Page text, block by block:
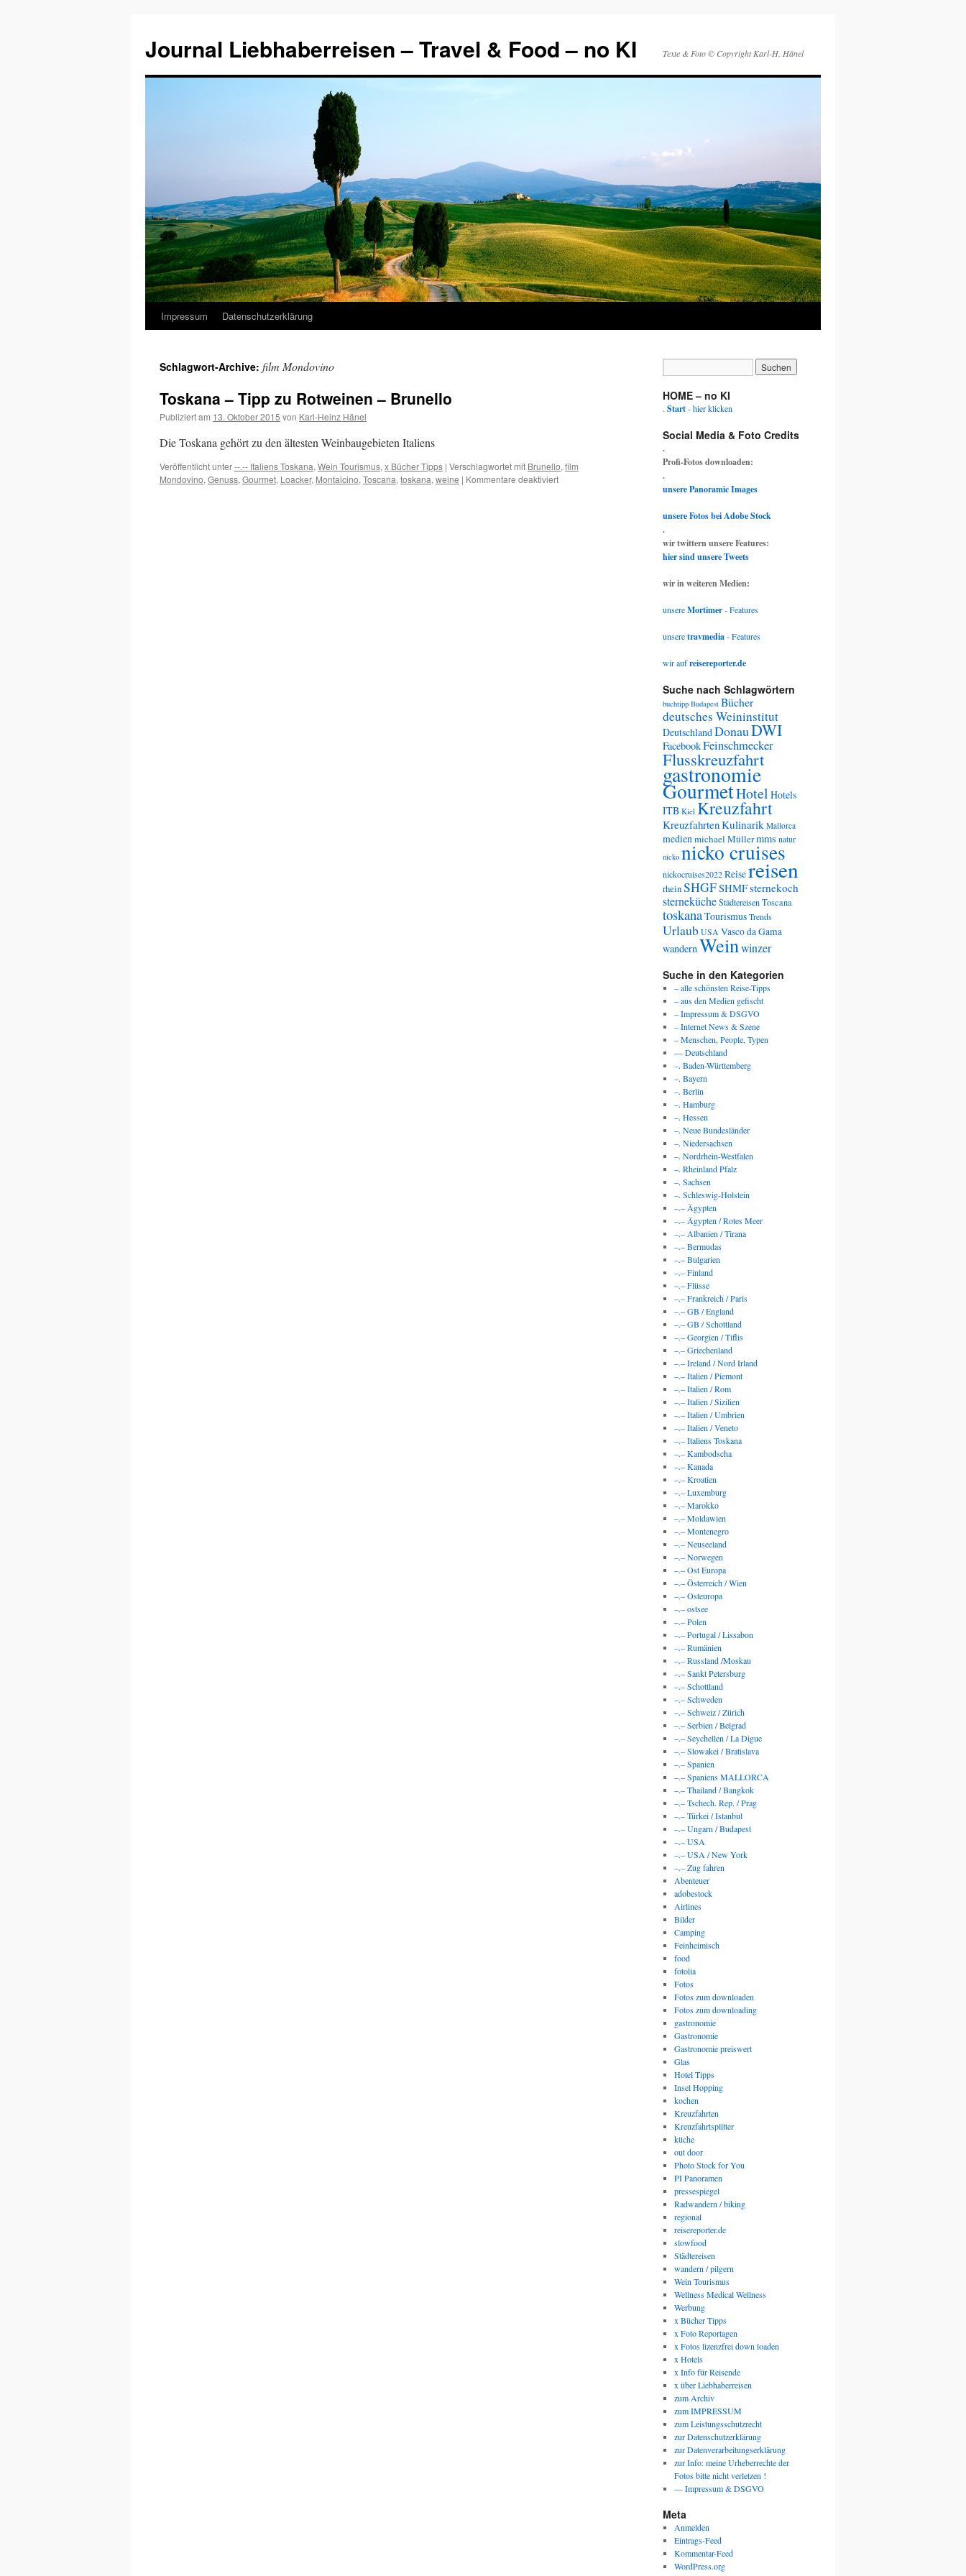
Journal Liebhaberreisen – Travel & Food – no KI Texte & Foto © Copyright Karl-H. Hänel
Zum
springen
Impressum Datenschutzerklärung
Schlagwort-Archive: film Mondovino
Toskana – Tipp zu Rotweinen – Brunello
Publiziert am 13. Oktober 2015 von Karl-Heinz Hänel
Die Toskana gehört zu den ältesten Weinbaugebieten Italiens
Veröffentlicht unter--.-- Italiens Toskana, Wein Tourismus, x Bücher Tipps | Verschlagwortet mit Brunello, film
Mondovino, Genuss, Gourmet, Loacker, Montalcino, Toscana, toskana, weine | Kommentare deaktiviertfür
HOME – no KI
. Start- hier klicken
Social Media & Foto Credits
.
Profi-Fotos downloaden:
.
unsere Panoramic Images
unsere Fotos bei Adobe Stock
.
wir twittern unsere Features:
hier sind unsere Tweets
wir in weiteren Medien:
unsereMortimer- Features
unseretravmedia- Features
wir aufreisereporter.de
Suche nach Schlagwörtern
buchtipp Budapest Bücher
deutsches Weininstitut
DeutschlandDonauDWI
FacebookFeinschmecker
Flusskreuzfahrt
gastronomie
GourmetHotel Hotels
ITB Kiel Kreuzfahrt
KreuzfahrtenKulinarik Mallorca
medienmichael Müllermms natur
nicko nicko cruises
nickocruises2022Reisereisen
rheinSHGFSHMFsternekoch
sternekücheStädtereisenToscana
toskanaTourismus Trends
Urlaub USA Vasco da Gama
wandernWeinwinzer
Suche in den Kategorien
– alle schönsten Reise-Tipps
– aus den Medien gefischt
– Impressum & DSGVO
– Internet News & Szene
– Menschen, People, Typen
— Deutschland
–. Baden-Württemberg
–. Bayern
–. Berlin
–. Hamburg
–. Hessen
–. Neue Bundesländer
–. Niedersachsen
–. Nordrhein-Westfalen
–. Rheinland Pfalz
–. Sachsen
–. Schleswig-Holstein
–.– Ägypten
–.– Ägypten / Rotes Meer
–.– Albanien / Tirana
–.– Bermudas
–.– Bulgarien
–.– Finland
–.– Flüsse
–.– Frankreich / Paris
–.– GB / England
–.– GB / Schottland
–.– Georgien / Tiflis
–.– Griechenland
–.– Ireland / Nord Irland
–.– Italien / Piemont
–.– Italien / Rom
–.– Italien / Sizilien
–.– Italien / Umbrien
–.– Italien / Veneto
–.– Italiens Toskana
–.– Kambodscha
–.– Kanada
–.– Kroatien
–.– Luxemburg
–.– Marokko
–.– Moldawien
–.– Montenegro
–.– Neuseeland
–.– Norwegen
–.– Ost Europa
–.– Österreich / Wien
–.– Osteuropa
–.– ostsee
–.– Polen
–.– Portugal / Lissabon
–.– Rumänien
–.– Russland /Moskau
–.– Sankt Petersburg
–.– Schottland
–.– Schweden
–.– Schweiz / Zürich
–.– Serbien / Belgrad
–.– Seychellen / La Digue
–.– Slowakei / Bratislava
–.– Spanien
–.– Spaniens MALLORCA
–.– Thailand / Bangkok
–.– Tschech. Rep. / Prag
–.– Türkei / Istanbul
–.– Ungarn / Budapest
–.– USA
–.– USA / New York
–.– Zug fahren
Abenteuer
adobestock
Airlines
Bilder
Camping
Feinheimisch
food
fotolia
Fotos
Fotos zum downloaden
Fotos zum downloading
gastronomie
Gastronomie
Gastronomie preiswert
Glas
Hotel Tipps
Insel Hopping
kochen
Kreuzfahrten
Kreuzfahrtsplitter
küche
out door
Photo Stock for You
PI Panoramen
pressespiegel
Radwandern / biking
regional
reisereporter.de
slowfood
Städtereisen
wandern / pilgern
Wein Tourismus
Wellness Medical Wellness
Werbung
x Bücher Tipps
x Foto Reportagen
x Fotos lizenzfrei down loaden
x Hotels
x Info für Reisende
x über Liebhaberreisen
zum Archiv
zum IMPRESSUM
zum Leistungsschutzrecht
zur Datenschutzerklärung
zur Datenverarbeitungserklärung
zur Info: meine Urheberrechte der
Fotos bitte nicht verletzen !
— Impressum & DSGVO
Meta
Anmelden
Eintrags-Feed
Kommentar-Feed
WordPress.org